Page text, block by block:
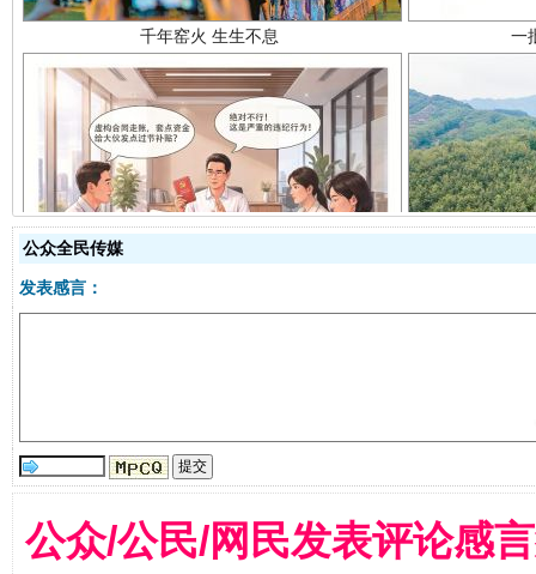
揭开“小金库”的免责幌子
受贿1.44亿！段成刚被判无期 从幼
公众全民传媒
发表感言：
公众/公民/网民发表评论感